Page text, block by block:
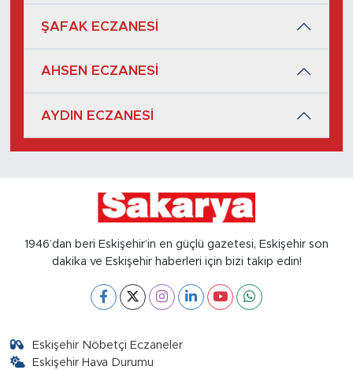
ŞAFAK ECZANESİ
AHSEN ECZANESİ
AYDIN ECZANESİ
1946’dan beri Eskişehir’in en güçlü gazetesi, Eskişehir son
dakika ve Eskişehir haberleri için bizi takip edin!
Eskişehir Nöbetçi Eczaneler
Eskişehir Hava Durumu